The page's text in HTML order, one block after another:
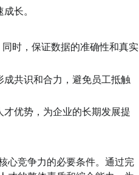
长。
时，保证数据的准确性和真实
共识和合力，避免员工抵触
优势，为企业的长期发展提
心竞争力的必要条件。通过完